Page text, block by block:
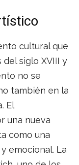
cultural que
siglo XVIII y
no se
también en la
El
una nueva
como una
emocional. La